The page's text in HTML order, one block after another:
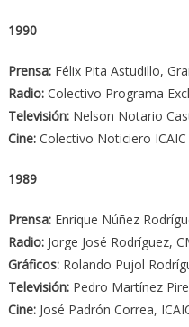
1990
Prensa: Félix Pita Astudillo,
Radio:Colectivo Programa
Televisión:Nelson Notario
Cine:Colectivo Noticiero ICAIC
1989
Prensa:Enrique Núñez
Radio:Jorge José Rodríguez,
Gráficos:Rolando Pujol
Televisión: Pedro Martínez
Cine:José Padrón Correa,